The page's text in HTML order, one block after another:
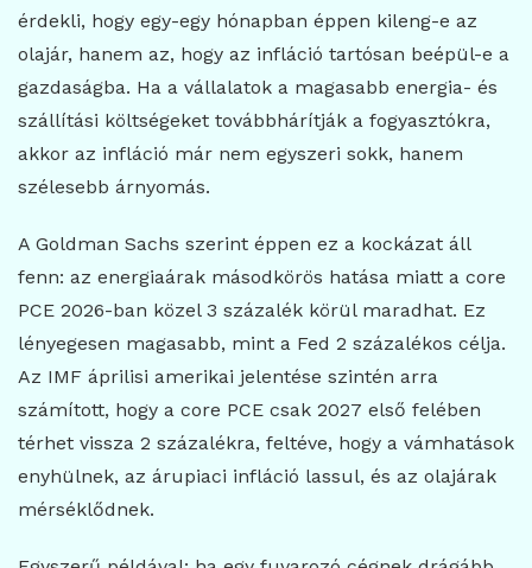
érdekli, hogy egy-egy hónapban éppen kileng-e az
olajár, hanem az, hogy az infláció tartósan beépül-e a
gazdaságba. Ha a vállalatok a magasabb energia- és
szállítási költségeket továbbhárítják a fogyasztókra,
akkor az infláció már nem egyszeri sokk, hanem
szélesebb árnyomás.
A Goldman Sachs szerint éppen ez a kockázat áll
fenn: az energiaárak másodkörös hatása miatt a core
PCE 2026-ban közel 3 százalék körül maradhat. Ez
lényegesen magasabb, mint a Fed 2 százalékos célja.
Az IMF áprilisi amerikai jelentése szintén arra
számított, hogy a core PCE csak 2027 első felében
térhet vissza 2 százalékra, feltéve, hogy a vámhatások
enyhülnek, az árupiaci infláció lassul, és az olajárak
mérséklődnek.